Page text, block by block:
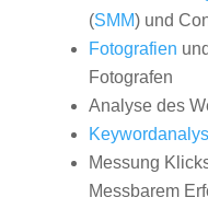
(SMM) und
Fotografien
Fotografen
Analyse des
Messung
Messbarem